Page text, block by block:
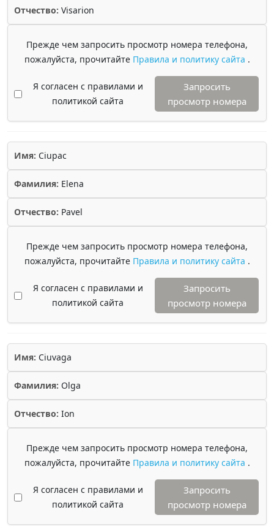
Отчество: Visarion
Прежде чем запросить просмотр номера телефона,
пожалуйста, прочитайте Правила и политику сайта .
Я согласен с правилами и
политикой сайта
Запросить
просмотр номера
Имя: Ciupac
Фамилия: Elena
Отчество: Pavel
Прежде чем запросить просмотр номера телефона,
пожалуйста, прочитайте Правила и политику сайта .
Я согласен с правилами и
политикой сайта
Запросить
просмотр номера
Имя: Ciuvaga
Фамилия: Olga
Отчество: Ion
Прежде чем запросить просмотр номера телефона,
пожалуйста, прочитайте Правила и политику сайта .
Я согласен с правилами и
политикой сайта
Запросить
просмотр номера